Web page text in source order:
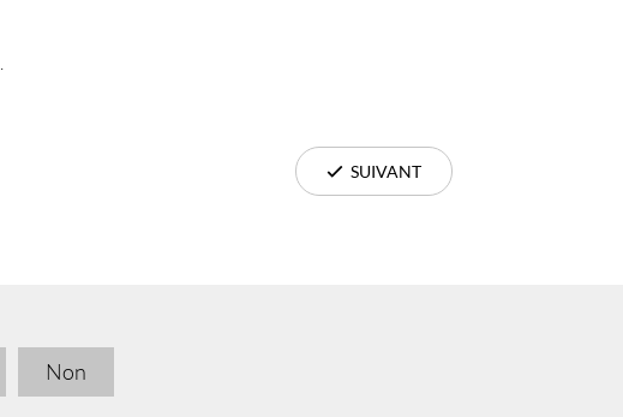
SUIVANT
Non